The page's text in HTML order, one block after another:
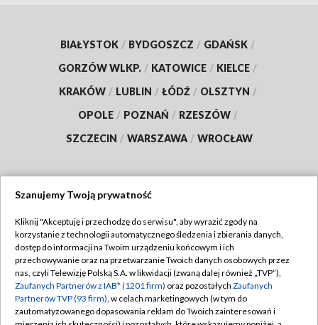
BIAŁYSTOK / BYDGOSZCZ / GDAŃSK /
GORZÓW WLKP. / KATOWICE / KIELCE /
KRAKÓW / LUBLIN / ŁÓDŹ / OLSZTYN /
OPOLE / POZNAŃ / RZESZÓW /
SZCZECIN / WARSZAWA / WROCŁAW
TVP
Abonament TVP
Emisja w TVP
Centrum informacji TVP
Regulamin TVP
Polityka prywatności
Moje zgody
Szanujemy Twoją prywatność
Kliknij "Akceptuję i przechodzę do serwisu", aby wyrazić zgody na
korzystanie z technologii automatycznego śledzenia i zbierania danych,
dostęp do informacji na Twoim urządzeniu końcowym i ich
przechowywanie oraz na przetwarzanie Twoich danych osobowych przez
nas, czyli Telewizję Polską S.A. w likwidacji (zwaną dalej również „TVP”),
Zaufanych Partnerów z IAB* (1201 firm) oraz pozostałych Zaufanych
Partnerów TVP (93 firm), w celach marketingowych (w tym do
zautomatyzowanego dopasowania reklam do Twoich zainteresowań i